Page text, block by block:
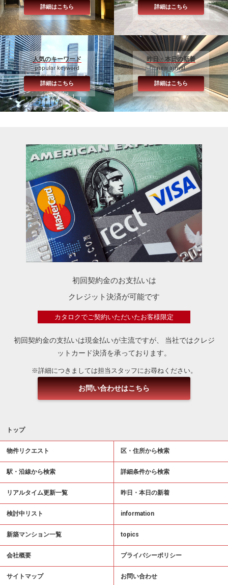
詳細はこちら 詳細はこちら
人気のキーワード
popular keyword
詳細はこちら
昨日・本日の新着
new arrival
詳細はこちら
初回契約金のお支払いは
クレジット決済が可能です
カタロクでご契約いただいたお客様限定
初回契約金の支払いは現金払いが主流ですが、
当社ではクレジ
ットカード決済を承っております。
※詳細につきましては担当スタッフにお尋ねください。
お問い合わせはこちら
トップ
物件リクエスト 区・住所から検索
駅・沿線から検索 詳細条件から検索
リアルタイム更新一覧 昨日・本日の新着
検討中リスト information
新築マンション一覧 topics
会社概要 プライバシーポリシー
サイトマップ お問い合わせ